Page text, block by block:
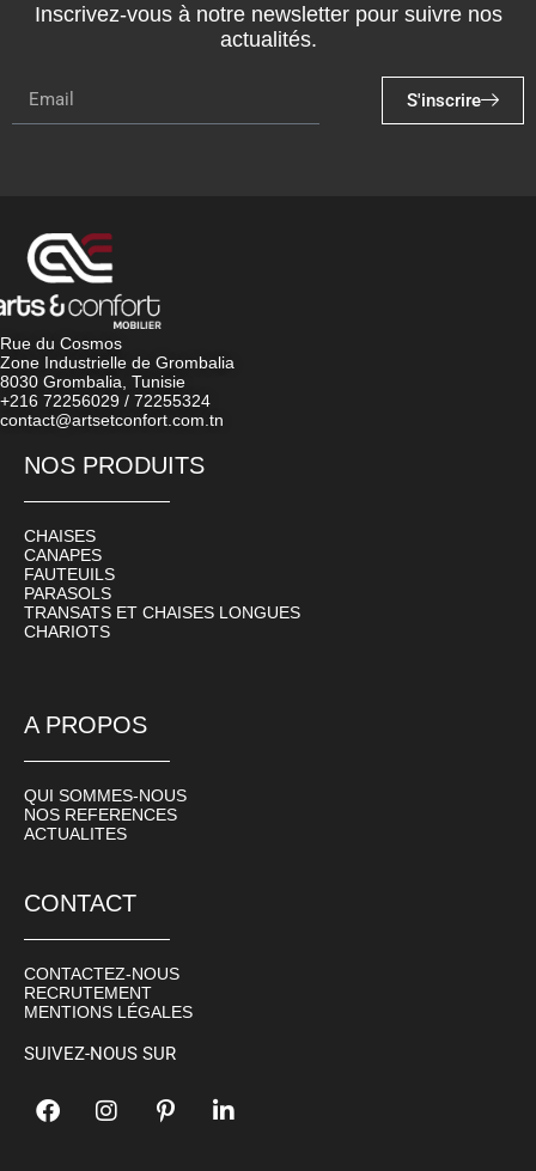
Inscrivez-vous à notre newsletter pour suivre nos
actualités.
S'inscrire
Rue du Cosmos
Zone Industrielle de Grombalia
8030 Grombalia, Tunisie
+216 72256029 / 72255324
contact@artsetconfort.com.tn
NOS PRODUITS
CHAISES
CANAPES
FAUTEUILS
PARASOLS
TRANSATS ET CHAISES LONGUES
CHARIOTS
A PROPOS
QUI SOMMES-NOUS
NOS REFERENCES
ACTUALITES
CONTACT
CONTACTEZ-NOUS
RECRUTEMENT
MENTIONS LÉGALES
SUIVEZ-NOUS SUR